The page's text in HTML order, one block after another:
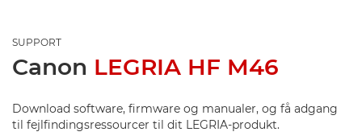
SUPPORT
Canon LEGRIA HF M46
Download software, firmware og manualer, og få adgang
til fejlfindingsressourcer til dit LEGRIA-produkt.